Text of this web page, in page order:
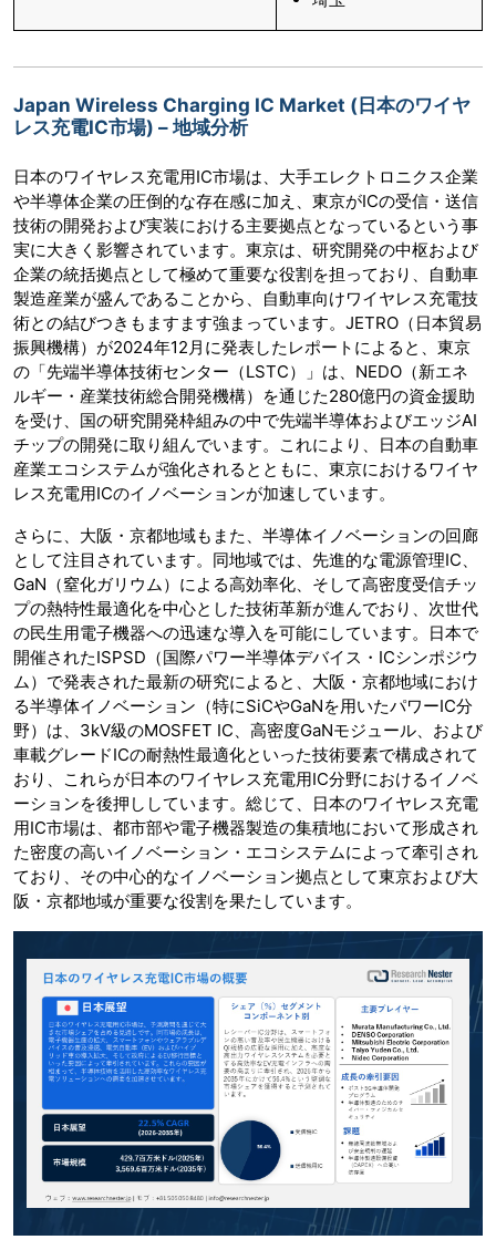
Japan Wireless Charging IC Market (日本のワイヤ
レス充電IC市場) – 地域分析
日本のワイヤレス充電用IC市場は、大手エレクトロニクス企業
や半導体企業の圧倒的な存在感に加え、東京がICの受信・送信
技術の開発および実装における主要拠点となっているという事
実に大きく影響されています。東京は、研究開発の中枢および
企業の統括拠点として極めて重要な役割を担っており、自動車
製造産業が盛んであることから、自動車向けワイヤレス充電技
術との結びつきもますます強まっています。JETRO（日本貿易
振興機構）が2024年12月に発表したレポートによると、東京
の「先端半導体技術センター（LSTC）」は、NEDO（新エネ
ルギー・産業技術総合開発機構）を通じた280億円の資金援助
を受け、国の研究開発枠組みの中で先端半導体およびエッジAI
チップの開発に取り組んでいます。これにより、日本の自動車
産業エコシステムが強化されるとともに、東京におけるワイヤ
レス充電用ICのイノベーションが加速しています。
さらに、大阪・京都地域もまた、半導体イノベーションの回廊
として注目されています。同地域では、先進的な電源管理IC、
GaN（窒化ガリウム）による高効率化、そして高密度受信チッ
プの熱特性最適化を中心とした技術革新が進んでおり、次世代
の民生用電子機器への迅速な導入を可能にしています。日本で
開催されたISPSD（国際パワー半導体デバイス・ICシンポジウ
ム）で発表された最新の研究によると、大阪・京都地域におけ
る半導体イノベーション（特にSiCやGaNを用いたパワーIC分
野）は、3kV級のMOSFET IC、高密度GaNモジュール、および
車載グレードICの耐熱性最適化といった技術要素で構成されて
おり、これらが日本のワイヤレス充電用IC分野におけるイノベ
ーションを後押ししています。総じて、日本のワイヤレス充電
用IC市場は、都市部や電子機器製造の集積地において形成され
た密度の高いイノベーション・エコシステムによって牽引され
ており、その中心的なイノベーション拠点として東京および大
阪・京都地域が重要な役割を果たしています。